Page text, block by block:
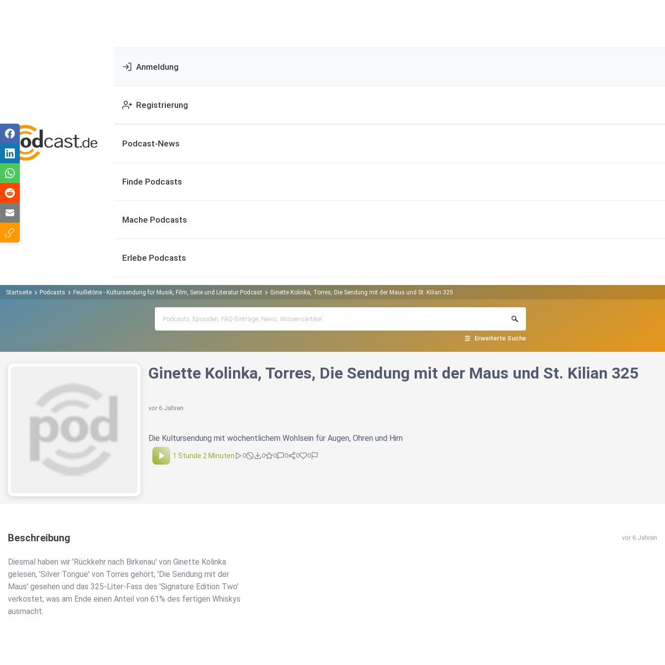
Anmeldung
Registrierung
Podcast-News
Finde Podcasts
Mache Podcasts
Erlebe Podcasts
Startseite Podcasts Feuilletöne - Kultursendung für Musik, Film, Serie und Literatur Podcast Ginette Kolinka, Torres, Die Sendung mit der Maus und St. Kilian 325
Erweiterte Suche
Ginette Kolinka, Torres, Die Sendung mit der Maus und St. Kilian 325
vor 6 Jahren
Die Kultursendung mit wöchentlichem Wohlsein für Augen, Ohren und Hirn
1 Stunde 2 Minuten 0 0 0 0 0 0
Beschreibung vor 6 Jahren
Diesmal haben wir 'Rückkehr nach Birkenau' von Ginette Kolinka
gelesen, 'Silver Tongue' von Torres gehört, 'Die Sendung mit der
Maus' gesehen und das 325-Liter-Fass des 'Signature Edition Two'
verkostet, was am Ende einen Anteil von 61% des fertigen Whiskys
ausmacht.